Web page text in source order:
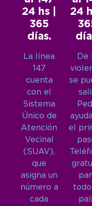
24 hs |
365
días.
La línea
147
cuenta
con el
Sistema
Único de
Atención
Vecinal
(SUAV),
que
asigna un
número a
cada
24
De
se
el
todo